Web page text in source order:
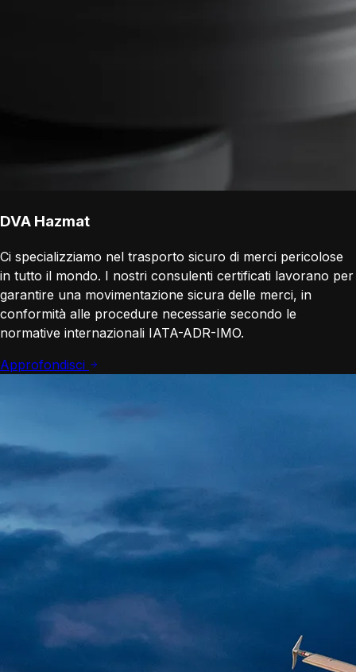
DVA Hazmat
Ci specializziamo nel trasporto sicuro di merci pericolose
in tutto il mondo. I nostri consulenti certificati lavorano per
garantire una movimentazione sicura delle merci, in
conformità alle procedure necessarie secondo le
normative internazionali IATA-ADR-IMO.
Approfondisci